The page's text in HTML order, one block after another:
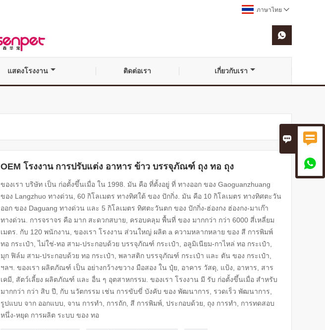
 

ภาษาไทย 

แสดงโรงงาน ติดต่อเรา เกี่ยวกับเรา
OEM โรงงาน การปรับแต่ง อาหาร ข้าว บรรจุภัณฑ์ ถุง ทอ ถุง
ของเรา บริษัท เป็น ก่อตั้งขึ้นเมื่อ ใน 1998. มัน คือ ที่ตั้งอยู่ ที่ ทางออก ของ Gaoguanzhuang
ของ Langzhuo ทางด่วน, 60 กิโลเมตร ทางทิศใต้ ของ ปักกิ่ง. มัน คือ 10 กิโลเมตร ทางทิศตะวัน
ออก ของ Daguang ทางด่วน และ 5 กิโลเมตร ทิศตะวันตก ของ ปักกิ่ง-ฮ่องกง ฮ่องกง-มาเก๊า
ทางด่วน. การจราจร คือ มาก สะดวกสบาย, ครอบคลุม พื้นที่ ของ มากกว่า กว่า 6000 สี่เหลี่ยม
เมตร. กับ 120 พนักงาน, ของเรา โรงงาน ส่วนใหญ่ ผลิต a ความหลากหลาย ของ สี การพิมพ์
ทอ กระเป๋า, ไม่ใช่-ทอ สาม-ประกอบด้วย บรรจุภัณฑ์ กระเป๋า, อลูมิเนียม-กาไหล่ ทอ กระเป๋า,
มุก ฟิล์ม สาม-ประกอบด้วย ทอ กระเป๋า, พลาสติก บรรจุภัณฑ์ กระเป๋า และ ตัน ของ กระเป๋า,
ฯลฯ. ของเรา ผลิตภัณฑ์ เป็น อย่างกว้างขวาง มือสอง ใน ปุ๋ย, อาคาร วัสดุ, แป้ง, อาหาร, สาร
เคมี, สัตว์เลี้ยง ผลิตภัณฑ์ และ อื่น ๆ อุตสาหกรรม. ของเรา โรงงาน มี รับ ก่อตั้งขึ้นเมื่อ สำหรับ
มากกว่า กว่า สิบ ปี, กับ นวัตกรรม เช่น การขับขี่ บังคับ ของ พัฒนาการ, รวดเร็ว พัฒนาการ,
รูปแบบ จาก ออกแบบ, จาน การทำ, การถัก, สี การพิมพ์, ประกอบด้วย, ถุง การทำ, การทดสอบ
หนึ่ง-หยุด การผลิต ระบบ ของ ทอ